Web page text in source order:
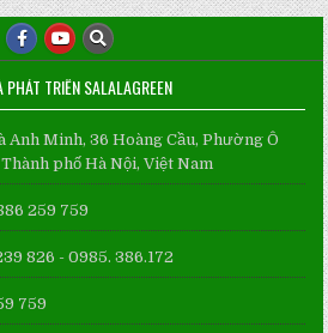
TRIỂN SALALAGREEN
Anh Minh, 36 Hoàng Cầu, Phường Ô
phố Hà Nội, Việt Nam
259 759
826 - 0985. 386.172
759